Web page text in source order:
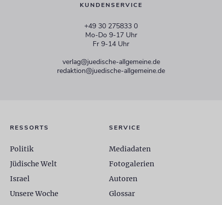
KUNDENSERVICE
+49 30 275833 0
Mo-Do 9-17 Uhr
Fr 9-14 Uhr
verlag@juedische-allgemeine.de
redaktion@juedische-allgemeine.de
RESSORTS
Politik
Jüdische Welt
Israel
Unsere Woche
SERVICE
Mediadaten
Fotogalerien
Autoren
Glossar